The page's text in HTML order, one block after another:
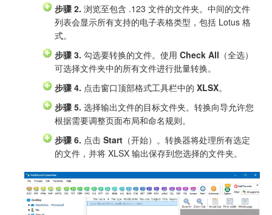
步骤 2. 浏览至包含 .123 文件的文件夹。中间的文件
列表会显示所有支持的电子表格类型，包括 Lotus 格
式。
步骤 3. 勾选要转换的文件。使用 Check All （全选）
可选择文件夹中的所有文件进行批量转换。
步骤 4. 点击窗口顶部格式工具栏中的 XLSX。
步骤 5. 选择输出文件的目标文件夹。转换向导允许您
根据需要调整页面布局和命名规则。
步骤 6. 点击 Start （开始）。转换器将处理所有选定
的文件，并将 XLSX 输出保存到您选择的文件夹。